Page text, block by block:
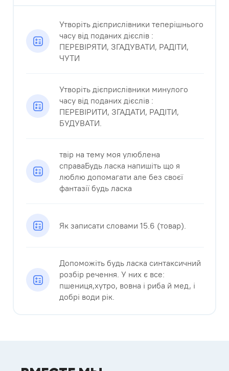
Утворіть дієприслівники теперішнього
часу від поданих дієслів :
ПЕРЕВІРЯТИ, ЗГАДУВАТИ, РАДІТИ,
ЧУТИ​
Утворіть дієприслівники минулого
часу від поданих дієслів :
ПЕРЕВІРИТИ, ЗГАДАТИ, РАДІТИ,
БУДУВАТИ.​
твір на тему моя улюблена
справаБудь ласка напишіть що я
люблю допомагати але без своєї
фантазії будь ласка​
Як записати словами 15.6 (товар).
Допоможіть будь ласка синтаксичний
розбір речення. У них є все:
пшениця,хутро, вовна і риба й мед, і
добрі води рік.​